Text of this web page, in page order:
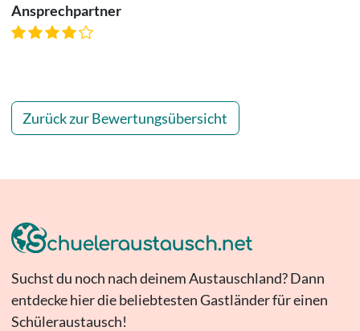
Ansprechpartner
Zurück zur Bewertungsübersicht
Suchst du noch nach deinem Austauschland? Dann
entdecke hier die beliebtesten Gastländer für einen
Schüleraustausch!